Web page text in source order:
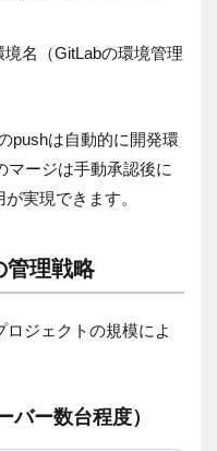
名（GitLabの環境管理
pushは自動的に開発環
マージは手動承認後に
実現できます。
理戦略
ジェクトの規模によ
バー数台程度）